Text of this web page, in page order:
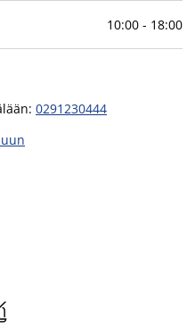
10:00- 18:00
: 0291230444